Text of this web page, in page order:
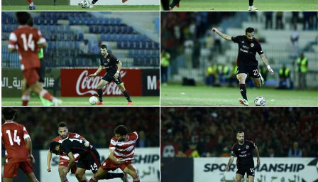
تحقيق في الجول
تقرير في الجول
تحليل في الجول
حكايات في الجول
كويز في الجول
فيديو في الجول